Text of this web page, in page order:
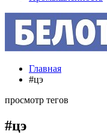
Главная
#цэ
просмотр тегов
#цэ